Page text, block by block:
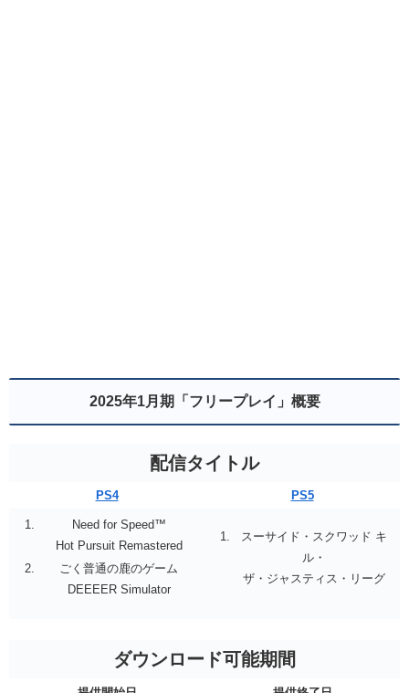
2025年1月期「フリープレイ」概要
配信タイトル
PS4 PS5
Need for Speed™
Hot Pursuit Remastered
ごく普通の鹿のゲーム
DEEEER Simulator
スーサイド・スクワッド キ
ル・
ザ・ジャスティス・リーグ
ダウンロード可能期間